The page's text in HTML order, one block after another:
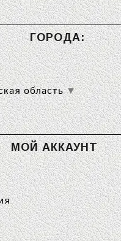
ГОРОДА:
область ▼
МОЙ АККАУНТ